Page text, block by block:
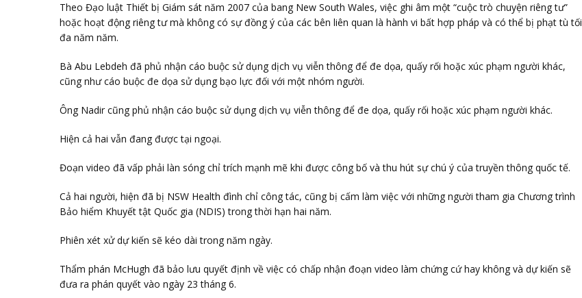
Theo Đạo luật Thiết bị Giám sát năm 2007 của bang New South Wales, việc ghi âm một “cuộc trò chuyện riêng tư”
hoặc hoạt động riêng tư mà không có sự đồng ý của các bên liên quan là hành vi bất hợp pháp và có thể bị phạt tù tối
đa năm năm.
Bà Abu Lebdeh đã phủ nhận cáo buộc sử dụng dịch vụ viễn thông để đe dọa, quấy rối hoặc xúc phạm người khác,
cũng như cáo buộc đe dọa sử dụng bạo lực đối với một nhóm người.
Ông Nadir cũng phủ nhận cáo buộc sử dụng dịch vụ viễn thông để đe dọa, quấy rối hoặc xúc phạm người khác.
Hiện cả hai vẫn đang được tại ngoại.
Đoạn video đã vấp phải làn sóng chỉ trích mạnh mẽ khi được công bố và thu hút sự chú ý của truyền thông quốc tế.
Cả hai người, hiện đã bị NSW Health đình chỉ công tác, cũng bị cấm làm việc với những người tham gia Chương trình
Bảo hiểm Khuyết tật Quốc gia (NDIS) trong thời hạn hai năm.
Phiên xét xử dự kiến sẽ kéo dài trong năm ngày.
Thẩm phán McHugh đã bảo lưu quyết định về việc có chấp nhận đoạn video làm chứng cứ hay không và dự kiến sẽ
đưa ra phán quyết vào ngày 23 tháng 6.